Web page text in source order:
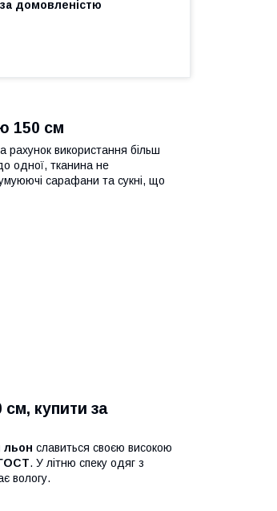
за домовленістю
150 см
рахунок використання більш
одної, тканина не
сарафани та сукні, що
купити за
льон славиться своєю високою
. У літню спеку одяг з
вологу.